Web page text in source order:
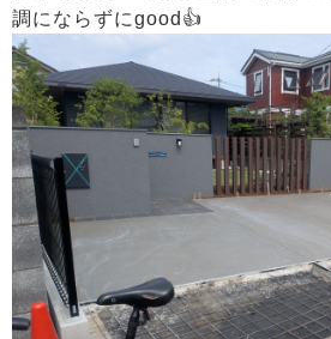
調にならずにgood👍